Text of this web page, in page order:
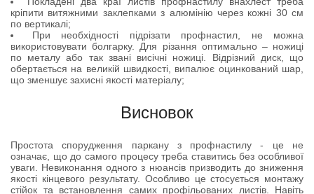
кріпити витяжними заклепками з алюмінію через кожні 30 см
по вертикалі;
При необхідності підрізати профнастил, не можна
використовувати болгарку. Для різання оптимально – ножиці
по металу або так звані висічні ножиці. Відрізний диск, що
обертається на великій швидкості, випалює оцинкований шар,
що зменшує захисні якості матеріалу;
Висновок
Простота спорудження паркану з профнастилу - це не
означає, що до самого процесу треба ставитись без особливої
уваги. Невиконання одного з нюансів призводить до зниження
якості кінцевого результату. Особливо це стосується монтажу
стійок та встановлення самих профільованих листів. Навіть